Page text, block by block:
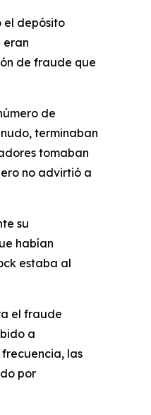
el depósito
eran
de fraude que
de
terminaban
tomaban
no advirtió a
su
habían
estaba al
el fraude
a
frecuencia, las
por